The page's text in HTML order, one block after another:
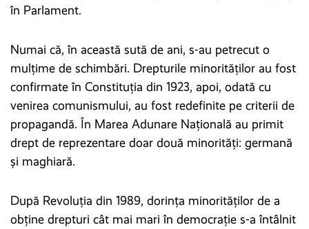
în Parlament.
Numai că, în această sută de ani, s-au petrecut o
mulțime de schimbări. Drepturile minorităților au fost
confirmate în Constituția din 1923, apoi, odată cu
venirea comunismului, au fost redefinite pe criterii de
propagandă. În Marea Adunare Națională au primit
drept de reprezentare doar două minorități: germană
și maghiară.
După Revoluția din 1989, dorința minorităților de a
obține drepturi cât mai mari în democrație s-a întâlnit